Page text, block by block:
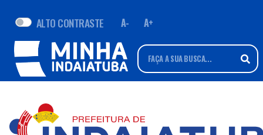
ALTO CONTRASTE A- A+